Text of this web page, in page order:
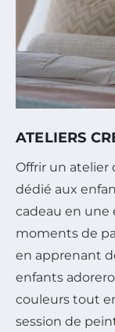
ATELIERS
Offrir un atelier
dédié aux
cadeau en une
moments de
en apprenant
enfants
couleurs tout
session de